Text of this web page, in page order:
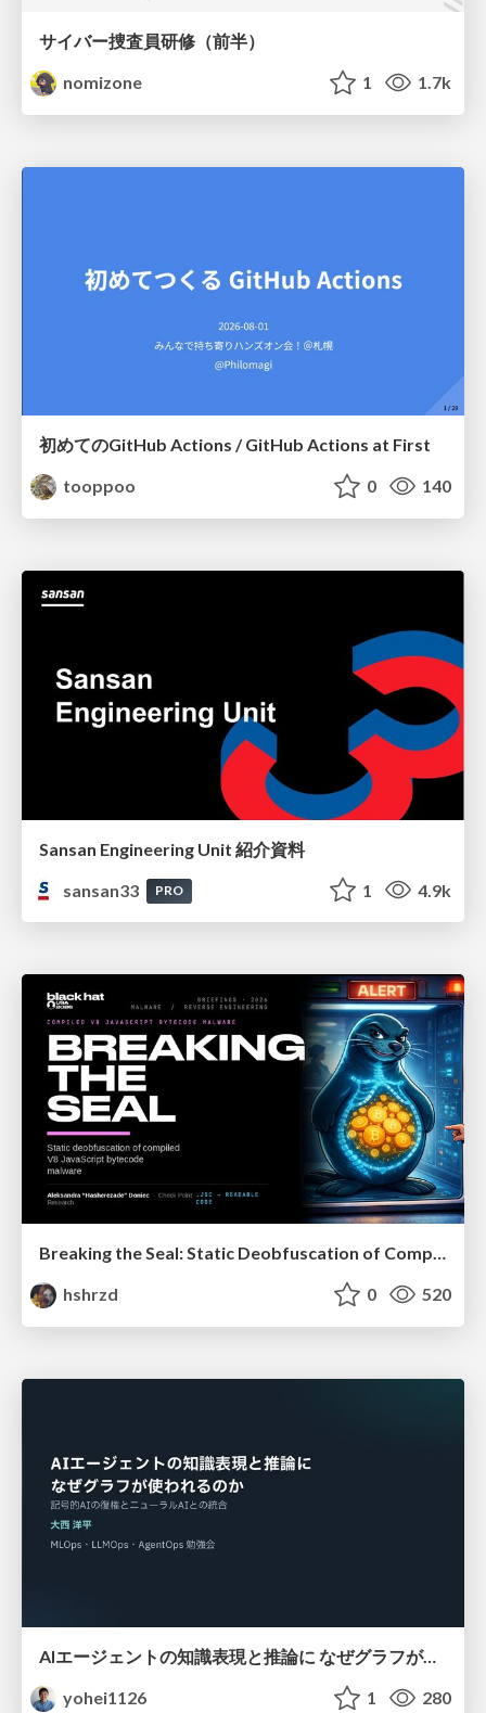
サイバー捜査員研修（前半）
nomizone
1 1.7k
初めてのGitHub Actions / GitHub Actions at First
tooppoo
0 140
Sansan Engineering Unit 紹介資料
sansan33
PRO 1 4.9k
Breaking the Seal: Static Deobfuscation of Compiled V8 JavaScript Bytecode Malware
hshrzd
0 520
AIエージェントの知識表現と推論に なぜグラフが使われるのか - 記号的AIの復権とニューラルAIとの統合
yohei1126
1 280